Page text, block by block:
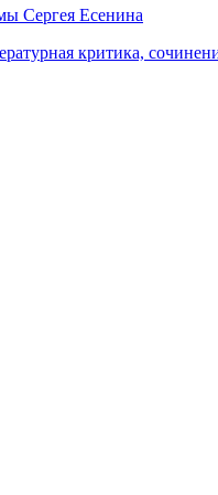
Сергея Есенина
критика,